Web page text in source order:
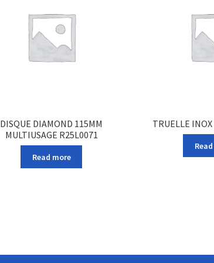
DISQUE DIAMOND 115MM
MULTIUSAGE R25L0071
Read more
TRUELLE